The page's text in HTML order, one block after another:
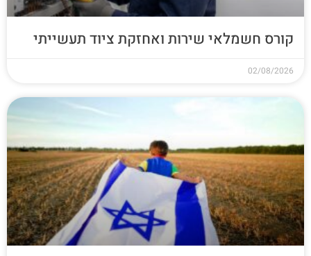
קורס חשמלאי שירות ואחזקת ציוד תעשייתי
02/08/2026